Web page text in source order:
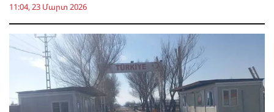
11:04, 23 Մարտ 2026